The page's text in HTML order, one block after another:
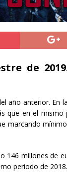
de
año anterior. En
que en el
marcando
146 millones de
periodo de